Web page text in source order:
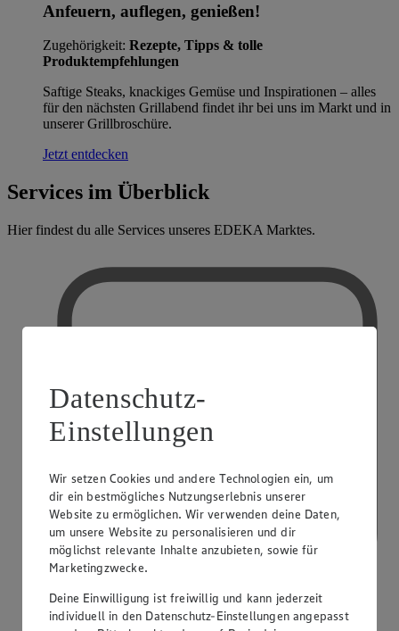
Anfeuern, auflegen, genießen!
Zugehörigkeit: Rezepte, Tipps & tolle
Produktempfehlungen
Saftige Steaks, knackiges Gemüse und Inspirationen – alles
für den nächsten Grillabend findet ihr bei uns im Markt und in
unserer Grillbroschüre.
Jetzt entdecken
Services im Überblick
Hier findest du alle Services unseres EDEKA Marktes.
Datenschutz-
Einstellungen
Wir setzen Cookies und andere Technologien ein, um
dir ein bestmögliches Nutzungserlebnis unserer
Website zu ermöglichen. Wir verwenden deine Daten,
um unsere Website zu personalisieren und dir
möglichst relevante Inhalte anzubieten, sowie für
Marketingzwecke.
Deine Einwilligung ist freiwillig und kann jederzeit
individuell in den Datenschutz-Einstellungen angepasst